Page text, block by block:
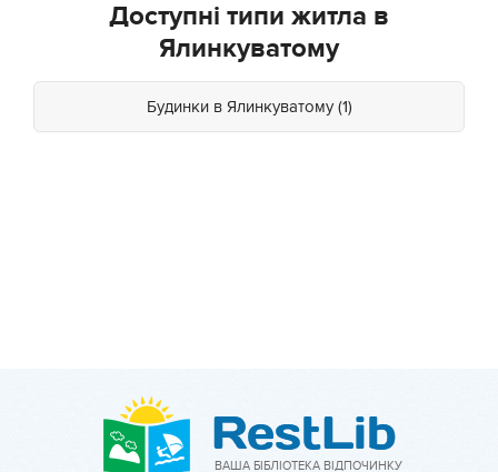
Доступні типи житла в
Ялинкуватому
Будинки в Ялинкуватому (1)
ВАША БІБЛІОТЕКА ВІДПОЧИНКУ